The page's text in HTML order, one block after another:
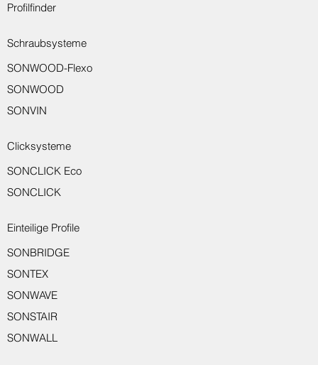
SONWOOD-Flexo
Schraubsysteme
Clicksysteme
Einteilige Profile
SONWOOD
SONCLICK Eco
Profilfinder
SONVIN
SONCLICK
SONBRIDGE
SONTEX
SONWAVE
SONSTAIR
SONWALL